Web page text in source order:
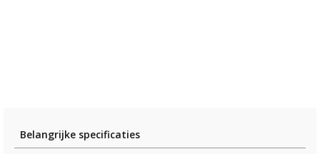
Belangrijke specificaties